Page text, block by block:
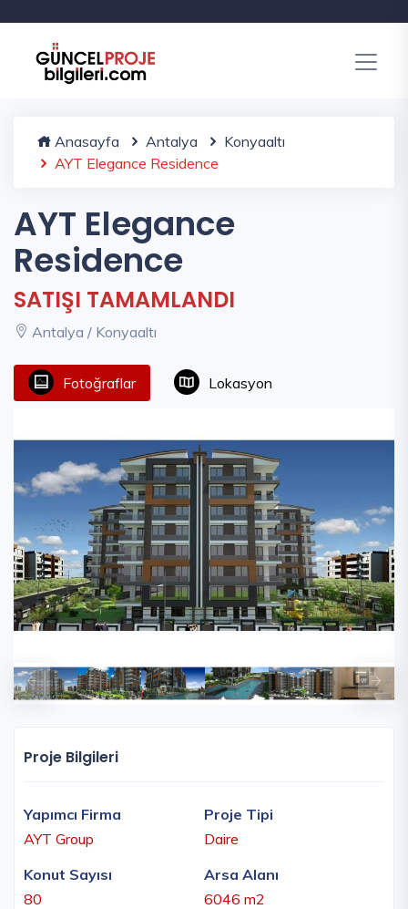
Anasayfa Antalya
Konyaaltı
AYT Elegance Residence
AYT Elegance
Residence
SATIŞI TAMAMLANDI
Antalya / Konyaaltı
Fotoğraflar Lokasyon
Proje Bilgileri
Yapımcı Firma
AYT Group
Proje Tipi
Daire
Konut Sayısı
80
Arsa Alanı
6046 m2